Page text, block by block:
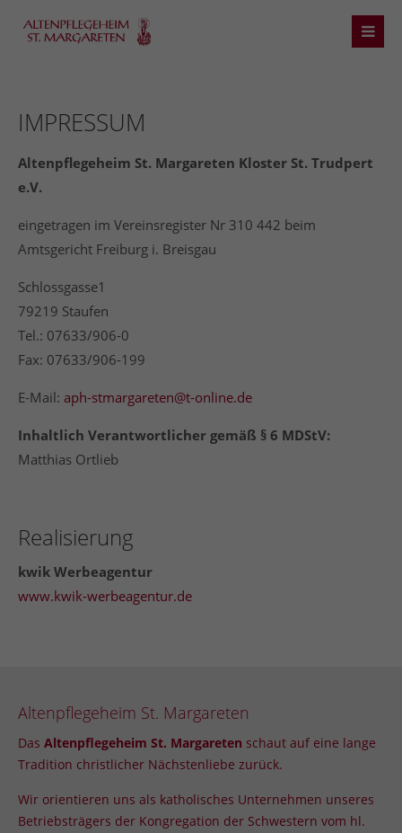
Login
Passwort
Support
Lorem ipsum dolor sit amet:
We offer support for our customers
Mon - Fri 8:00am - 5:00pm
Get in touch
Have any questions?
+44 1234 567 890
Drop us a line
info@yourdomain.com
IMPRESSUM
Altenpflegeheim St. Margareten Kloster St. Trudpert
e.V.
eingetragen im Vereinsregister Nr 310 442 beim
Amtsgericht Freiburg i. Breisgau
Schlossgasse1
79219 Staufen
Tel.: 07633/906-0
Fax: 07633/906-199
E-Mail: aph-stmargareten@t-online.de
Inhaltlich Verantwortlicher gemäß § 6 MDStV:
Matthias Ortlieb
Realisierung
kwik Werbeagentur
www.kwik-werbeagentur.de
Altenpflegeheim St. Margareten
DasAltenpflegeheim St. Margareten schaut auf eine lange
Tradition christlicher Nächstenliebe zurück.
Wir orientieren uns als katholisches Unternehmen unseres
Betriebsträgers der Kongregation der Schwestern vom hl.